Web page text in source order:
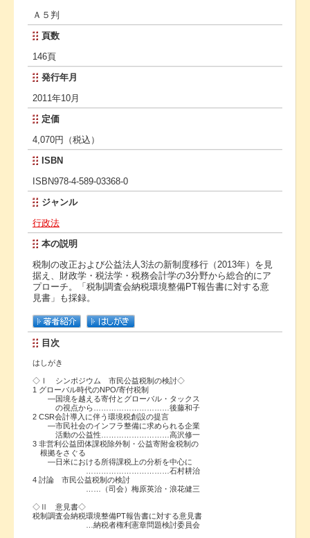
Ａ５判
頁数
146頁
発行年月
2011年10月
定価
4,070円（税込）
ISBN
ISBN978-4-589-03368-0
ジャンル
行政法
本の説明
税制の改正および公益法人3法の新制度移行（2013年）を見
据え、財政学・税法学・税務会計学の3分野から総合的にア
プローチ。「税制調査会納税環境整備PT報告書に対する意
見書」も採録。
目次
はしがき
◇Ⅰ シンポジウム 市民公益税制の検討◇
1 グローバル時代のNPO/寄付税制
―国境を越える寄付とグローバル・タックス
の視点から…………………………後藤和子
2 CSR会計導入に伴う環境税創設の提言
―市民社会のインフラ整備に求められる企業
活動の公益性………………………高沢修一
3 非営利公益団体課税除外制・公益寄附金税制の
根拠をさぐる
―日米における所得課税上の分析を中心に
……………………………石村耕治
4 討論 市民公益税制の検討
……（司会）梅原英治・浪花健三
◇Ⅱ 意見書◇
税制調査会納税環境整備PT報告書に対する意見書
…納税者権利憲章問題検討委員会